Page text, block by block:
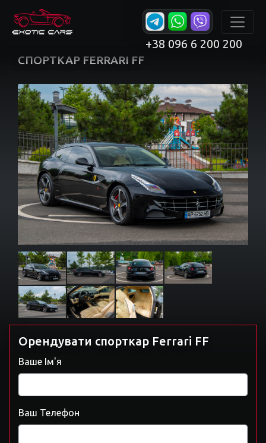
+38 096 6 200 200
СПОРТКАР FERRARI FF
Орендувати спорткар Ferrari FF
Ваше Ім'я
Ваш Телефон